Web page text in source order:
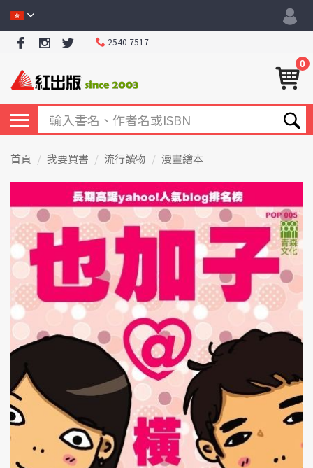
2540 7517
0
首頁 我要買書 流行讀物 漫畫繪本